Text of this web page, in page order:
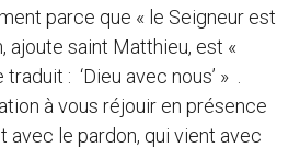
parce que « le Seigneur est
ajoute saint Matthieu, est «
: ‘Dieu avec nous’ » .
à vous réjouir en présence
avec le pardon, qui vient avec